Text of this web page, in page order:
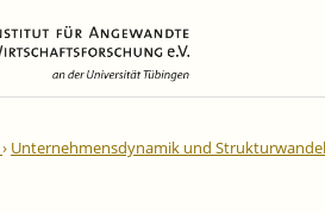
Regionale Entwicklung
Unternehmensdynamik und Strukturwandel